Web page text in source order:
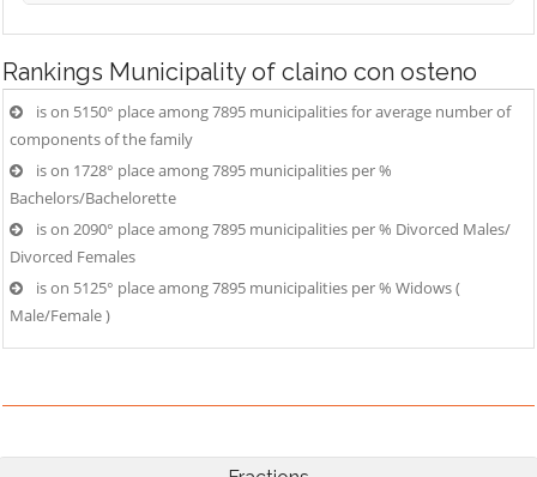
Rankings Municipality of claino con osteno
is on 5150° place among 7895 municipalities for average number of
components of the family
is on 1728° place among 7895 municipalities per %
Bachelors/Bachelorette
is on 2090° place among 7895 municipalities per % Divorced Males/
Divorced Females
is on 5125° place among 7895 municipalities per % Widows (
Male/Female )